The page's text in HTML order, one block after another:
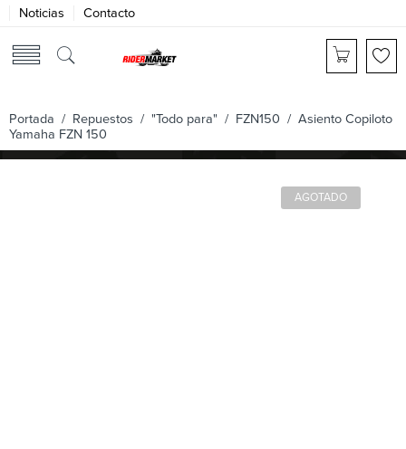
Noticias Contacto
Portada / Repuestos / "Todo para" / FZN150 / Asiento Copiloto
Yamaha FZN 150
AGOTADO